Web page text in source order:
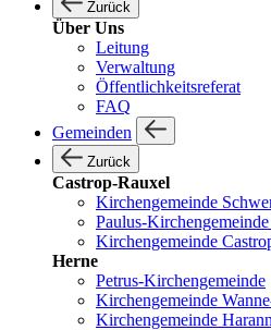
Zurück
Über Uns
Leitung
Verwaltung
Öffentlichkeitsreferat
FAQ
Gemeinden
Zurück
Castrop-Rauxel
Kirchengemeinde
Paulus-
Kirchengemeinde
Herne
Petrus-Kirchengemeinde
Kirchengemeinde
Kirchengemeinde